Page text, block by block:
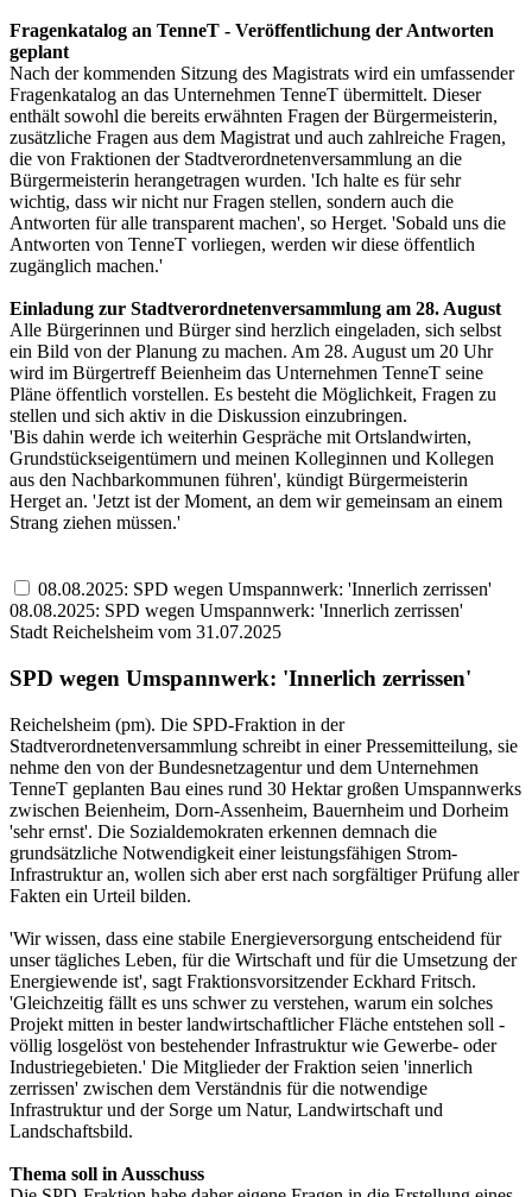
Fragenkatalog an TenneT - Veröffentlichung der Antworten
geplant
Nach der kommenden Sitzung des Magistrats wird ein umfassender
Fragenkatalog an das Unternehmen TenneT übermittelt. Dieser
enthält sowohl die bereits erwähnten Fragen der Bürgermeisterin,
zusätzliche Fragen aus dem Magistrat und auch zahlreiche Fragen,
die von Fraktionen der Stadtverordnetenversammlung an die
Bürgermeisterin herangetragen wurden. 'Ich halte es für sehr
wichtig, dass wir nicht nur Fragen stellen, sondern auch die
Antworten für alle transparent machen', so Herget. 'Sobald uns die
Antworten von TenneT vorliegen, werden wir diese öffentlich
zugänglich machen.'
Einladung zur Stadtverordnetenversammlung am 28. August
Alle Bürgerinnen und Bürger sind herzlich eingeladen, sich selbst
ein Bild von der Planung zu machen. Am 28. August um 20 Uhr
wird im Bürgertreff Beienheim das Unternehmen TenneT seine
Pläne öffentlich vorstellen. Es besteht die Möglichkeit, Fragen zu
stellen und sich aktiv in die Diskussion einzubringen.
'Bis dahin werde ich weiterhin Gespräche mit Ortslandwirten,
Grundstückseigentümern und meinen Kolleginnen und Kollegen
aus den Nachbarkommunen führen', kündigt Bürgermeisterin
Herget an. 'Jetzt ist der Moment, an dem wir gemeinsam an einem
Strang ziehen müssen.'
08.08.2025: SPD wegen Umspannwerk: 'Innerlich zerrissen'
08.08.2025: SPD wegen Umspannwerk: 'Innerlich zerrissen'
Stadt Reichelsheim vom 31.07.2025
SPD wegen Umspannwerk: 'Innerlich zerrissen'
Reichelsheim (pm). Die SPD-Fraktion in der
Stadtverordnetenversammlung schreibt in einer Pressemitteilung, sie
nehme den von der Bundesnetzagentur und dem Unternehmen
TenneT geplanten Bau eines rund 30 Hektar großen Umspannwerks
zwischen Beienheim, Dorn-Assenheim, Bauernheim und Dorheim
'sehr ernst'. Die Sozialdemokraten erkennen demnach die
grundsätzliche Notwendigkeit einer leistungsfähigen Strom-
Infrastruktur an, wollen sich aber erst nach sorgfältiger Prüfung aller
Fakten ein Urteil bilden.
'Wir wissen, dass eine stabile Energieversorgung entscheidend für
unser tägliches Leben, für die Wirtschaft und für die Umsetzung der
Energiewende ist', sagt Fraktionsvorsitzender Eckhard Fritsch.
'Gleichzeitig fällt es uns schwer zu verstehen, warum ein solches
Projekt mitten in bester landwirtschaftlicher Fläche entstehen soll -
völlig losgelöst von bestehender Infrastruktur wie Gewerbe- oder
Industriegebieten.' Die Mitglieder der Fraktion seien 'innerlich
zerrissen' zwischen dem Verständnis für die notwendige
Infrastruktur und der Sorge um Natur, Landwirtschaft und
Landschaftsbild.
Thema soll in Ausschuss